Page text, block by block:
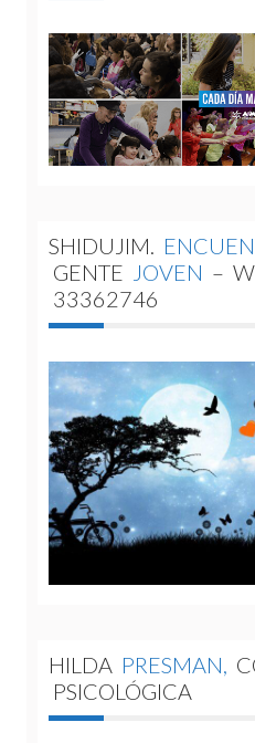
SHIDUJIM.
GENTE JOVEN –
33362746
HILDA PRESMAN,
PSICOLÓGICA